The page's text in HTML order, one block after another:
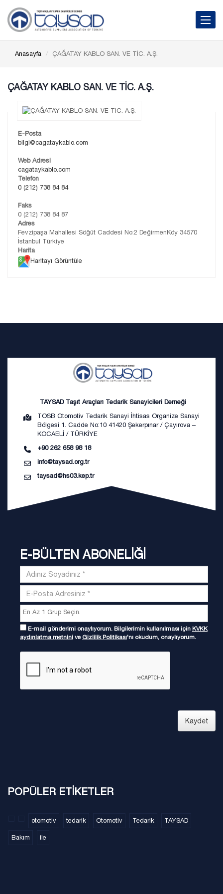
Toggle
Anasayfa ÇAĞATAY KABLO SAN. VE TİC. A.Ş.
ÇAĞATAY KABLO SAN. VE TİC. A.Ş.
E-Posta
bilgi@cagataykablo.com
Web Adresi
cagataykablo.com
Telefon
0 (212) 738 84 84
Faks
0 (212) 738 84 87
Adres
Fevzipaşa Mahallesi Söğüt Caddesi No:2 DeğirmenKöy 34570
İstanbul Türkiye
Harita
Haritayı Görüntüle
TAYSAD Taşıt Araçları Tedarik Sanayicileri Derneği
TOSB Otomotiv Tedarik Sanayi İhtisas Organize Sanayi
Bölgesi 1. Cadde No:10 41420 Şekerpınar / Çayırova –
KOCAELİ / TÜRKİYE
+90 262 658 98 18
info@taysad.org.tr
taysad@hs03.kep.tr
E-BÜLTEN ABONELİĞİ
E-mail gönderimi onaylıyorum. Bilgilerimin kullanılması için KVKK
aydınlatma metnini ve Gizlilik Politikası'nı okudum, onaylıyorum.
Kaydet
POPÜLER ETİKETLER
otomotiv tedarik Otomotiv Tedarik TAYSAD
Bakım ile